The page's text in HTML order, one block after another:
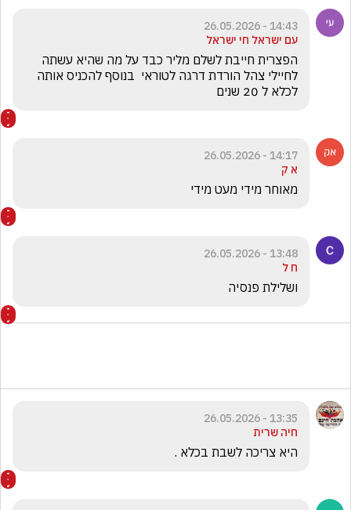
14:43 - 26.05.2026
עם ישראל חי ישראל
לכלא ל 20 שנים
14:17 - 26.05.2026
א ק
מאוחר מידי מעט מידי
13:48 - 26.05.2026
ח ל
ושלילת פנסיה
13:35 - 26.05.2026
חיה שרית
היא צריכה לשבת בכלא .